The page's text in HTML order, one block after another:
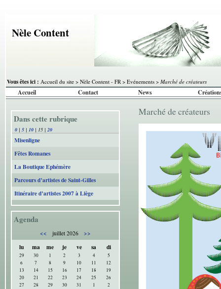
Nèle Content
Vous êtes ici : Accueil du site > Nèle Content - FR > Evénements > Marché de créateurs
Accueil Contact News
Dans cette rubrique
0 | 5 | 10 | 15 | 20
Misenligne
Fêtes Romanes
La Boutique Ephémère
Parcours d’artistes de Saint-Gilles
Itinéraire d’artistes 2007 à Liège
Agenda
<< juillet 2026
>>
lu
ma me je ve sa di
29 30 1 2 3 4
5
6
7 8 9 10 11
12
13
14 15 16 17 18
19
20
21 22 23 24 25
26
27
28 29 30 31 1
2
Marché de créateurs